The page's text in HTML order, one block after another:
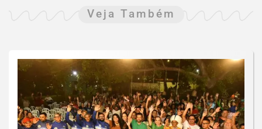
Veja Também